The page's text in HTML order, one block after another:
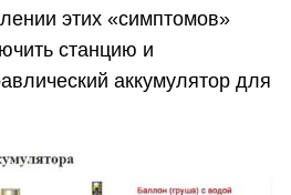
этих «симптомов»
станцию и
аккумулятор для